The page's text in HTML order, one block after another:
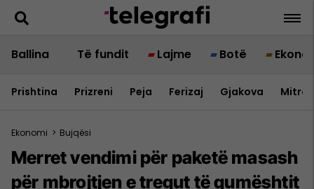
Ballina Të fundit Lajme Botë
Prishtina Prizreni Peja Ferizaj Gjakova
Ekonomi > Bujqësi
Merret vendimi për paketë masash
për mbrojtjen e tregut të qumështit